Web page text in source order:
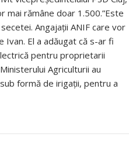
mai rămâne doar 1.500.”Este
Angajații ANIF care vor
Ivan. El a adăugat că s-ar fi
pentru proprietarii
Agriculturii au
formă de irigații, pentru a